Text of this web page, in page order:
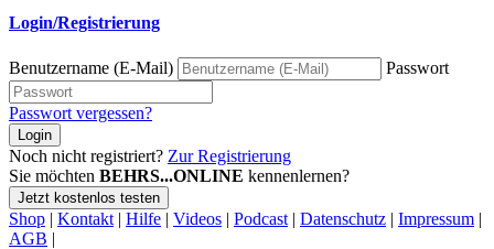
Login/Registrierung
Benutzername (E-Mail) Passwort
Passwort vergessen?
Login
Noch nicht registriert? Zur Registrierung
Sie möchten BEHRS...ONLINE kennenlernen?
Jetzt kostenlos testen
Shop | Kontakt | Hilfe | Videos | Podcast | Datenschutz | Impressum |
AGB |